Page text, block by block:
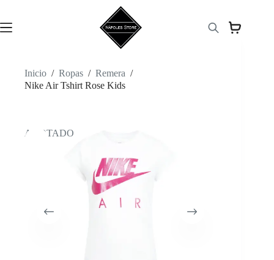
contenido
Inicio / Ropas / Remera /
Nike Air Tshirt Rose Kids
AGOTADO